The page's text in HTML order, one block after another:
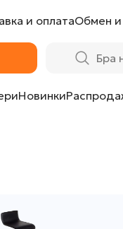
и оплатаОбмен и
Новинки